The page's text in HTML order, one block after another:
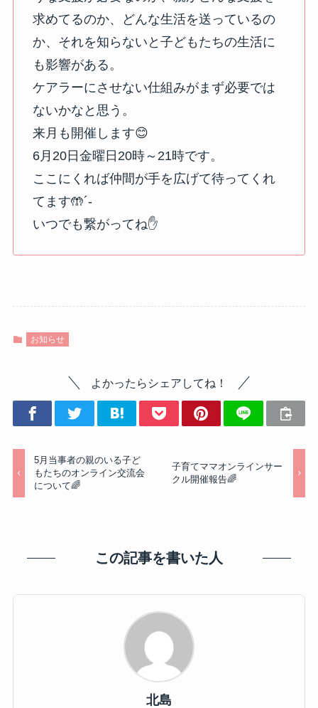
求めてるのか、どんな生活を送っているの
か、それを知らないと子どもたちの生活に
も影響がある。
ケアラーにさせない仕組みがまず必要では
ないかなと思う。
来月も開催します😊
6月20日金曜日20時～21時です。
ここにくれば仲間が手を広げて待ってくれ
てます🤲´-
いつでも繋がってね✋
お知らせ
よかったらシェアしてね！
5月当事者の親のいる子ど
もたちのオンライン交流会
について🌈
子育てママオンラインサー
クル開催報告🌈
この記事を書いた人
北島